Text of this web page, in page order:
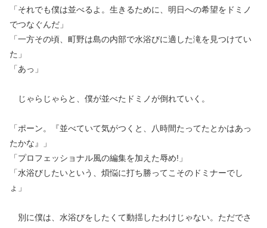
「それでも僕は並べるよ。生きるために、明日への希望をドミノ
でつなぐんだ」
「一方その頃、町野は島の内部で水浴びに適した滝を見つけてい
た」
「あっ」
じゃらじゃらと、僕が並べたドミノが倒れていく。
「ポーン。『並べていて気がつくと、八時間たってたとかはあっ
たかな』」
「プロフェッショナル風の編集を加えた辱め!」
「水浴びしたいという、煩悩に打ち勝ってこそのドミナーでし
ょ」
別に僕は、水浴びをしたくて動揺したわけじゃない。ただでさ